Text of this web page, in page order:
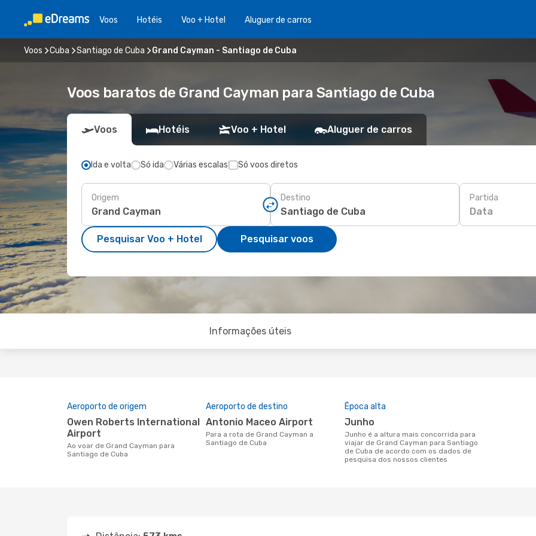
Voos Hotéis Voo + Hotel Aluguer de carros
Voos Cuba Santiago de Cuba Grand Cayman - Santiago de Cuba
Voos baratos de Grand Cayman para Santiago de Cuba
Voos Hotéis Voo + Hotel Aluguer de carros
Ida e volta Só ida Várias escalas Só voos diretos
Origem Destino Partida
Data
Pesquisar Voo + Hotel Pesquisar voos
Informações úteis
Aeroporto de origem
Owen Roberts International
Airport
Ao voar de Grand Cayman para
Santiago de Cuba
Aeroporto de destino
Antonio Maceo Airport
Para a rota de Grand Cayman a
Santiago de Cuba
Época alta
junho
junho é a altura mais concorrida para
viajar de Grand Cayman para Santiago
de Cuba de acordo com os dados de
pesquisa dos nossos clientes